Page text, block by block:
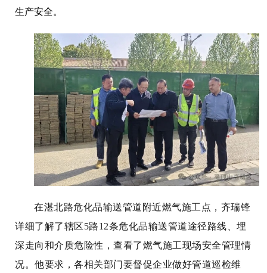
生产安全。
在湛北路危化品输送管道附近燃气施工点，齐瑞锋
详细了解了辖区5路12条危化品输送管道途径路线、埋
深走向和介质危险性，查看了燃气施工现场安全管理情
况。他要求，各相关部门要督促企业做好管道巡检维